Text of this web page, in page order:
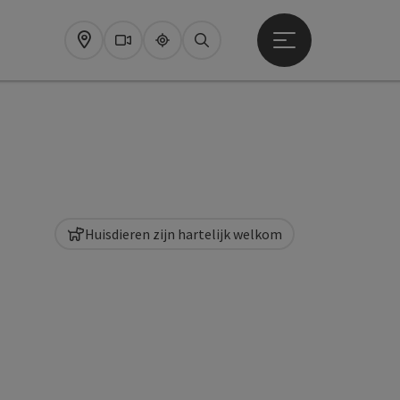
Map WebcamsUpperguide
Zoeken
Startmenu openen
Huisdieren zijn hartelijk welkom